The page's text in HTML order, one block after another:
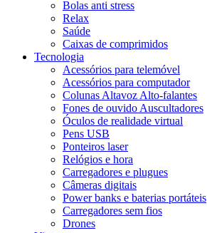
Bolas anti stress
Relax
Saúde
Caixas de comprimidos
Tecnologia
Acessórios para telemóvel
Acessórios para computador
Colunas Altavoz Alto-falantes
Fones de ouvido Auscultadores
Óculos de realidade virtual
Pens USB
Ponteiros laser
Relógios e hora
Carregadores e plugues
Câmeras digitais
Power banks e baterias portáteis
Carregadores sem fios
Drones